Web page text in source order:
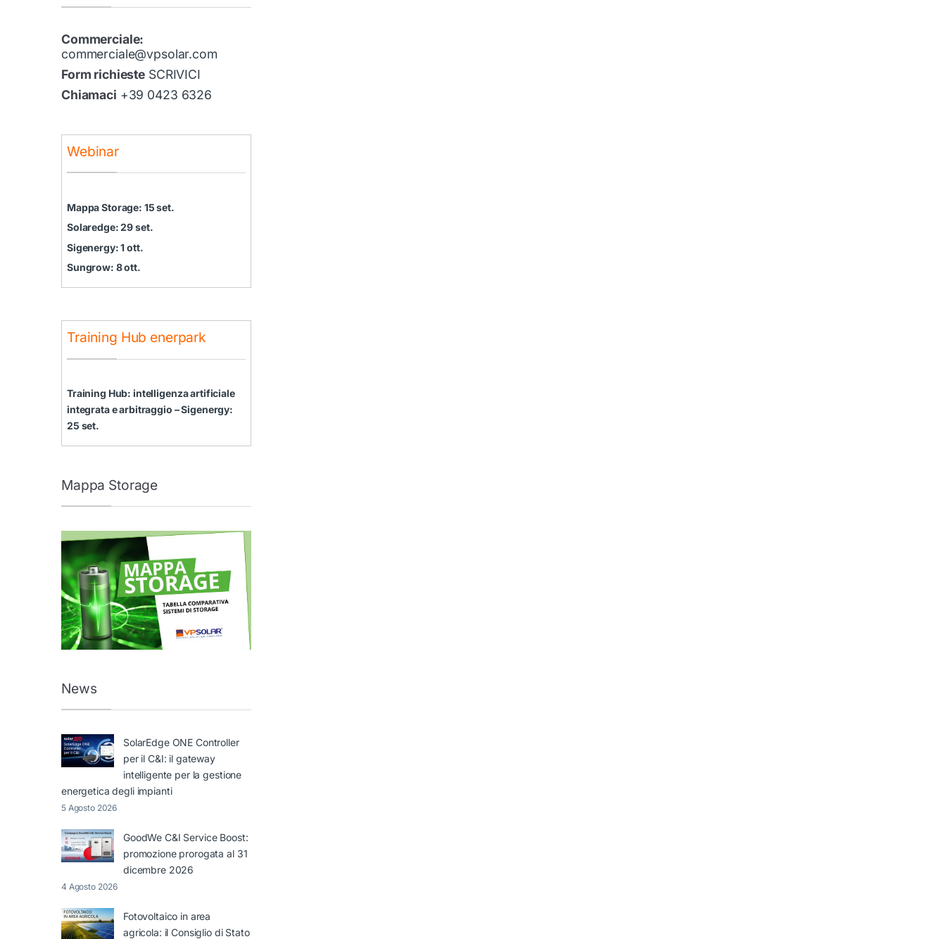
Commerciale:
commerciale@vpsolar.com
Form richieste SCRIVICI
Chiamaci +39 0423 6326
Webinar
Mappa Storage: 15 set.
Solaredge: 29 set.
Sigenergy: 1 ott.
Sungrow: 8 ott.
Training Hub enerpark
Training Hub: intelligenza artificiale
integrata e arbitraggio – Sigenergy:
25 set.
Mappa Storage
News
SolarEdge ONE Controller
per il C&I: il gateway
intelligente per la gestione
energetica degli impianti
5 Agosto 2026
GoodWe C&I Service Boost:
promozione prorogata al 31
dicembre 2026
4 Agosto 2026
Fotovoltaico in area
agricola: il Consiglio di Stato